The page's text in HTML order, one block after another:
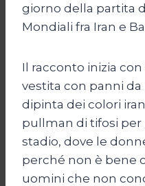
giorno della partita
Mondiali fra Iran e
Il racconto inizia
vestita con panni da
dipinta dei colori
pullman di tifosi per
stadio, dove le
perché non è bene
uomini che non